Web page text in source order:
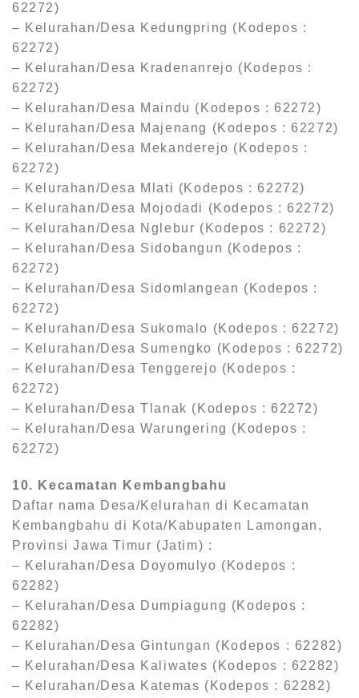
62272)
– Kelurahan/Desa Kedungpring (Kodepos :
62272)
– Kelurahan/Desa Kradenanrejo (Kodepos :
62272)
– Kelurahan/Desa Maindu (Kodepos : 62272)
– Kelurahan/Desa Majenang (Kodepos : 62272)
– Kelurahan/Desa Mekanderejo (Kodepos :
62272)
– Kelurahan/Desa Mlati (Kodepos : 62272)
– Kelurahan/Desa Mojodadi (Kodepos : 62272)
– Kelurahan/Desa Nglebur (Kodepos : 62272)
– Kelurahan/Desa Sidobangun (Kodepos :
62272)
– Kelurahan/Desa Sidomlangean (Kodepos :
62272)
– Kelurahan/Desa Sukomalo (Kodepos : 62272)
– Kelurahan/Desa Sumengko (Kodepos : 62272)
– Kelurahan/Desa Tenggerejo (Kodepos :
62272)
– Kelurahan/Desa Tlanak (Kodepos : 62272)
– Kelurahan/Desa Warungering (Kodepos :
62272)
10. Kecamatan Kembangbahu
Daftar nama Desa/Kelurahan di Kecamatan
Kembangbahu di Kota/Kabupaten Lamongan,
Provinsi Jawa Timur (Jatim) :
– Kelurahan/Desa Doyomulyo (Kodepos :
62282)
– Kelurahan/Desa Dumpiagung (Kodepos :
62282)
– Kelurahan/Desa Gintungan (Kodepos : 62282)
– Kelurahan/Desa Kaliwates (Kodepos : 62282)
– Kelurahan/Desa Katemas (Kodepos : 62282)